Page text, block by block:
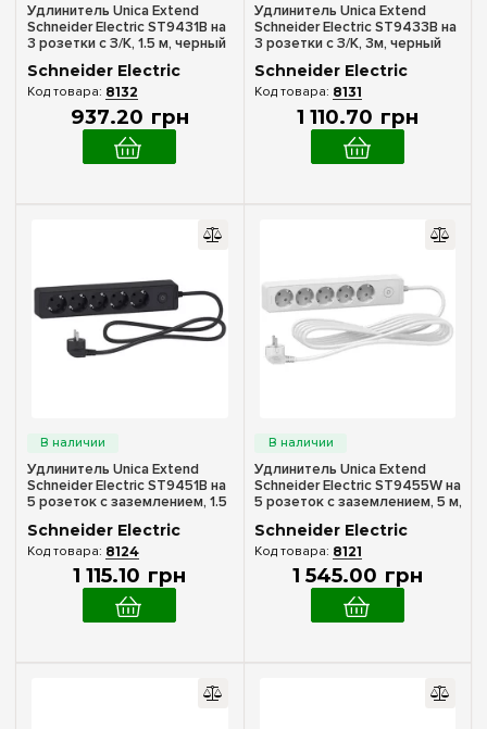
5(2)
Удлинитель Unica Extend
Schneider Electric ST9431B на
3 розетки с З/К, 1.5 м, черный
Schneider Electric
8132
937.20 грн
Удлинитель Unica Extend
Schneider Electric ST9433B на
3 розетки с З/К, 3м, черный
Schneider Electric
8131
1 110.70 грн
Удлинитель Unica Extend
Schneider Electric ST9451B на
5 розеток с заземлением, 1.5
м, черный
Schneider Electric
8124
1 115.10 грн
Удлинитель Unica Extend
Schneider Electric ST9455W на
5 розеток с заземлением, 5 м,
Schneider Electric
8121
1 545.00 грн